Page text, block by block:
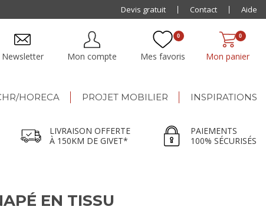
Mon panier
0
Mes favoris
0
Mon compte
Newsletter
HORECA PROJET MOBILIER INSPIRATIONS
LIVRAISON OFFERTE
À 150KM DE GIVET*
PAIEMENTS
100% SÉCURISÉS
EN TISSU
Paiement jusqu'à48x
Devis gratuit Contact Aide